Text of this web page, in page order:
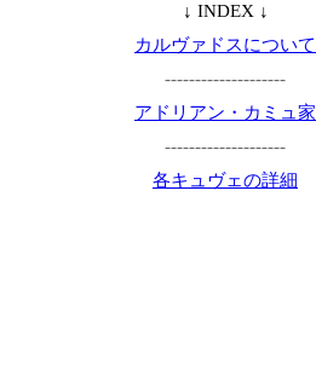
↓ INDEX ↓
カルヴァドスについて
--------------------
アドリアン・カミュ家
--------------------
各キュヴェの詳細